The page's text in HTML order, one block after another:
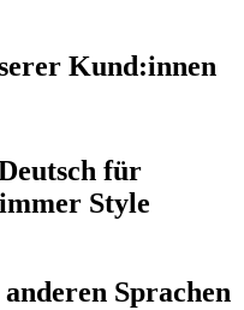
Kund:innen
für
Style
Sprachen